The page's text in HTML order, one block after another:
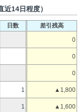
14日程度）
日数 差引残高
0
0
0
1 ▲1,800
1 ▲1,600